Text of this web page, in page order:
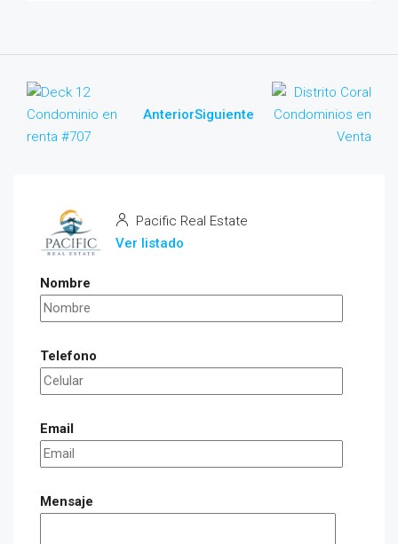
AnteriorSiguiente
Pacific Real Estate
Ver listado
Nombre
Telefono
Email
Mensaje